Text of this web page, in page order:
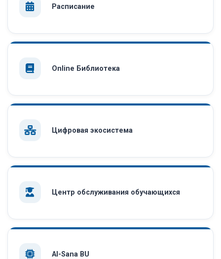
Расписание
Online Библиотека
Цифровая экосистема
Центр обслуживания обучающихся
AI-Sana BU